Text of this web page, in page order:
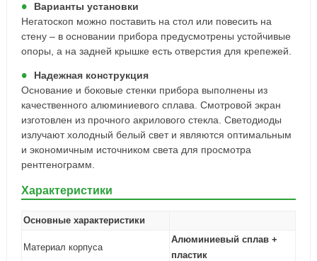
Варианты установки
Негатоскоп можно поставить на стол или повесить на
стену – в основании прибора предусмотрены устойчивые
опоры, а на задней крышке есть отверстия для крепежей.
Надежная конструкция
Основание и боковые стенки прибора выполнены из
качественного алюминиевого сплава. Смотровой экран
изготовлен из прочного акрилового стекла. Светодиоды
излучают холодный белый свет и являются оптимальным
и экономичным источником света для просмотра
рентгенограмм.
Характеристики
Основные характеристики
Материал корпуса
Алюминиевый сплав +
пластик